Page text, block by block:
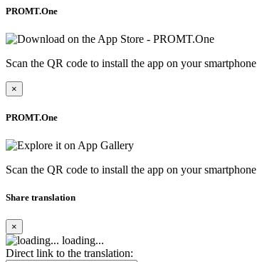
PROMT.One
Scan the QR code to install the app on your smartphone
×
PROMT.One
Scan the QR code to install the app on your smartphone
Share translation
×
loading...
Direct link to the translation: